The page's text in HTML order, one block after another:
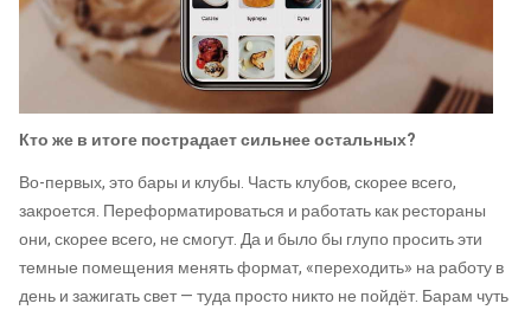
Кто же в итоге пострадает сильнее остальных?
Во-первых, это бары и клубы. Часть клубов, скорее всего,
закроется. Переформатироваться и работать как рестораны
они, скорее всего, не смогут. Да и было бы глупо просить эти
темные помещения менять формат, «переходить» на работу в
день и зажигать свет — туда просто никто не пойдёт. Барам чуть